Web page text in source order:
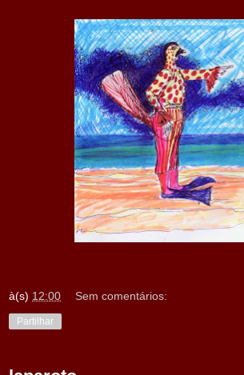
à(s) 12:00 Sem comentários:
Partilhar